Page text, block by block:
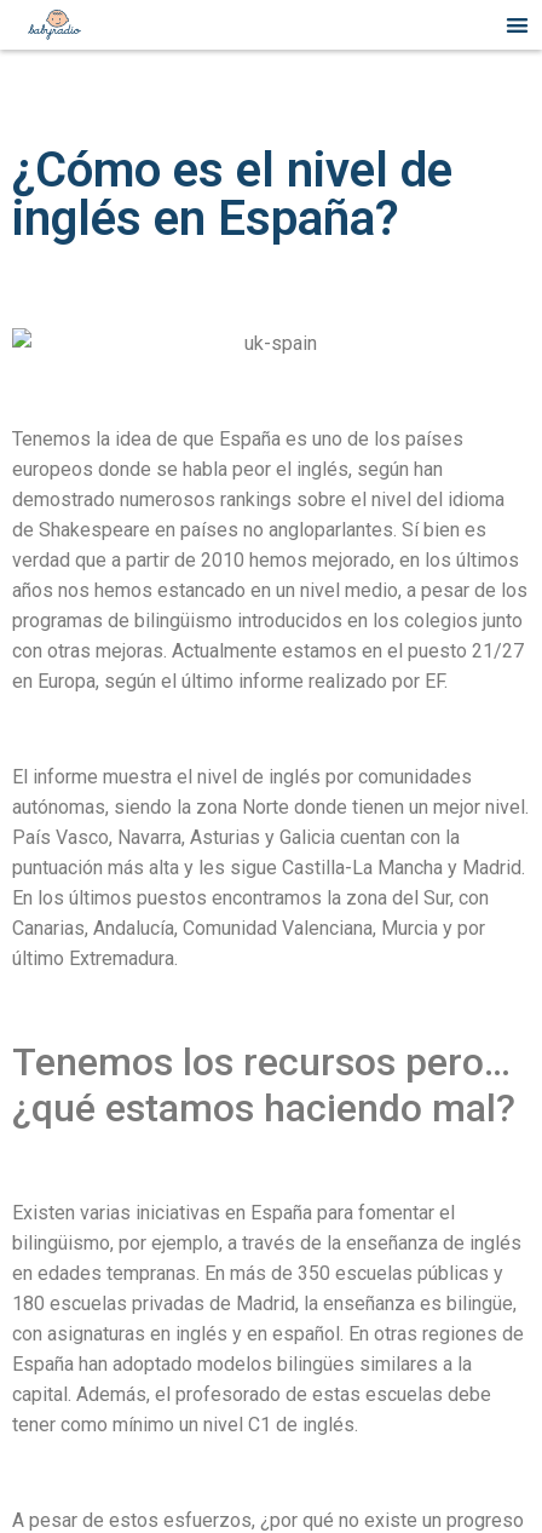
¿Cómo es el nivel de
inglés en España?
Tenemos la idea de que España es uno de los países
europeos donde se habla peor el inglés, según han
demostrado numerosos rankings sobre el nivel del idioma
de Shakespeare en países no angloparlantes. Sí bien es
verdad que a partir de 2010 hemos mejorado, en los últimos
años nos hemos estancado en un nivel medio, a pesar de los
programas de bilingüismo introducidos en los colegios junto
con otras mejoras. Actualmente estamos en el puesto 21/27
en Europa, según el último informe realizado por EF.
El informe muestra el nivel de inglés por comunidades
autónomas, siendo la zona Norte donde tienen un mejor nivel.
País Vasco, Navarra, Asturias y Galicia cuentan con la
puntuación más alta y les sigue Castilla-La Mancha y Madrid.
En los últimos puestos encontramos la zona del Sur, con
Canarias, Andalucía, Comunidad Valenciana, Murcia y por
último Extremadura.
Tenemos los recursos pero…
¿qué estamos haciendo mal?
Existen varias iniciativas en España para fomentar el
bilingüismo, por ejemplo, a través de la enseñanza de inglés
en edades tempranas. En más de 350 escuelas públicas y
180 escuelas privadas de Madrid, la enseñanza es bilingüe,
con asignaturas en inglés y en español. En otras regiones de
España han adoptado modelos bilingües similares a la
capital. Además, el profesorado de estas escuelas debe
tener como mínimo un nivel C1 de inglés.
A pesar de estos esfuerzos, ¿por qué no existe un progreso